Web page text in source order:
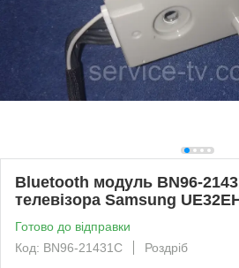
Bluetooth модуль BN96-
телевізора Samsung
Готово до відправки
Код: BN96-21431С
Роздріб